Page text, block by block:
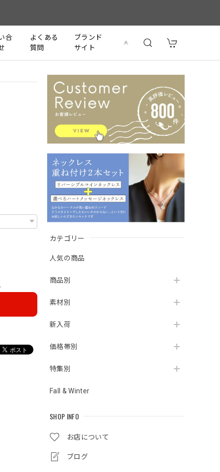
合
よくある
質問
ブランド
サイト
カテゴリー
人気の商品
商品別
素材別
新入荷
価格帯別
特集別
Fall & Winter
SHOP INFO
お店について
ブログ